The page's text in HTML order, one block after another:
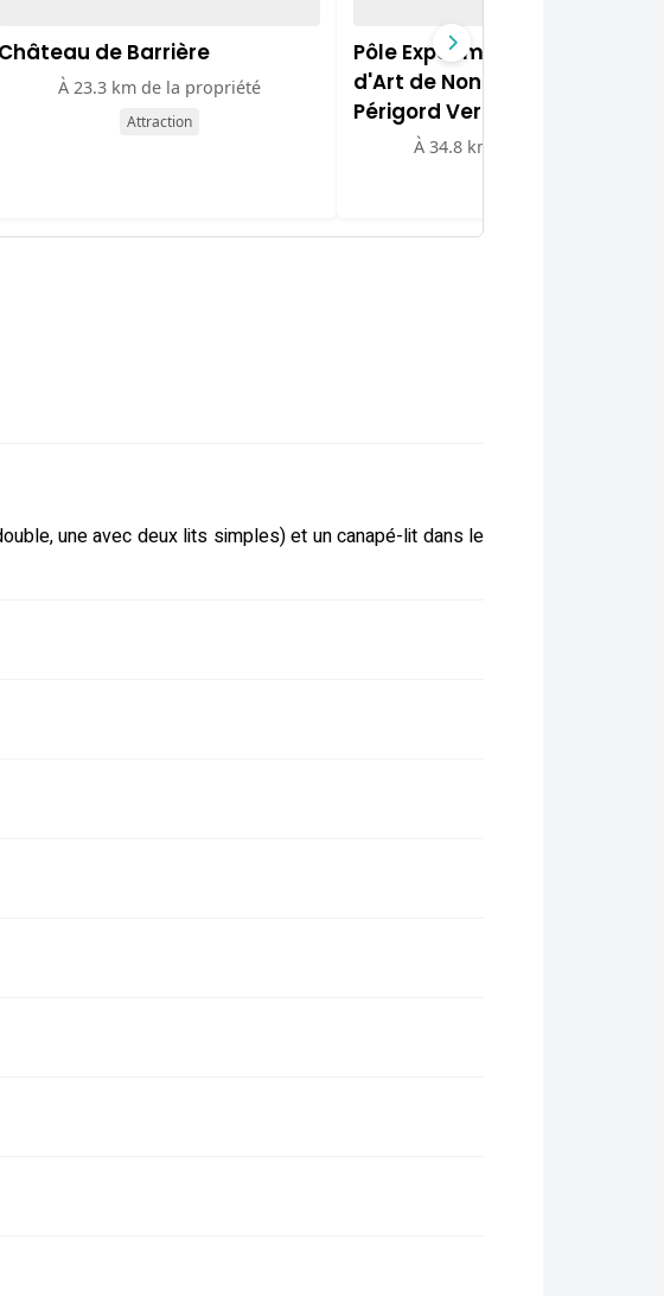
Château de Barrière
À 23.3 km de la propriété
Attraction
Pôle Expérimental Métiers
d'Art de Nontron et du
Périgord Vert
À 34.8 km de la propriété
une avec deux lits simples) et un canapé-lit dans le